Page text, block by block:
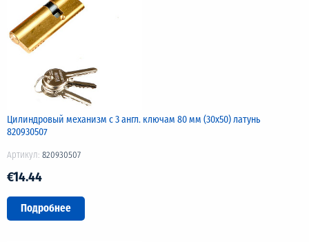
Цилиндровый механизм с 3 англ. ключам 80 мм (30х50) латунь
820930507
Артикул: 820930507
€14.44
Подробнее